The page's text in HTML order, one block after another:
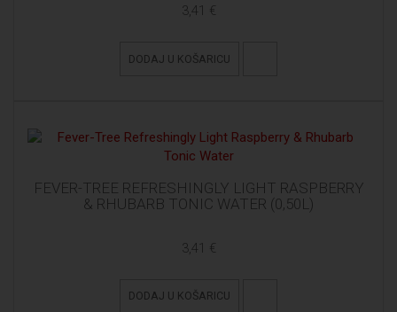
3,41 €
DODAJ U KOŠARICU
FEVER-TREE REFRESHINGLY LIGHT RASPBERRY
& RHUBARB TONIC WATER (0,50L)
3,41 €
DODAJ U KOŠARICU